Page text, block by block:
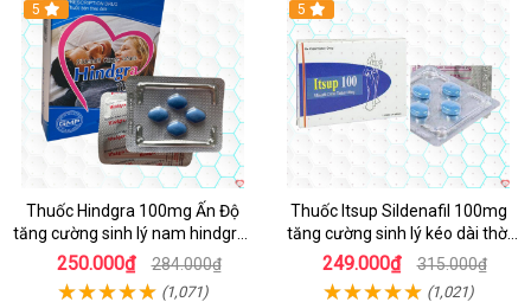
5
Thuốc Hindgra 100mg Ấn Độ
tăng cường sinh lý nam hindgra-
100 chống xts cương dương
250.000₫ 284.000₫
(1,071)
5
Thuốc Itsup Sildenafil 100mg
tăng cường sinh lý kéo dài thời
gian cho nam
249.000₫ 315.000₫
(1,021)